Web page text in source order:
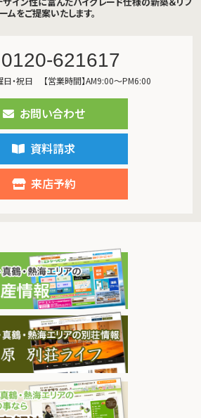
ムをご提案いたします。
0120-621617
日・祝日 【営業時間】AM9:00～PM6:00
お問い合わせ
資料請求
来店予約